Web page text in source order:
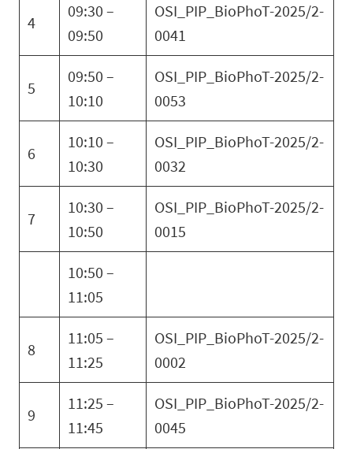
4
09:30 –
09:50
OSI_PIP_BioPhoT-2025/2-
0041
5
09:50 –
10:10
OSI_PIP_BioPhoT-2025/2-
0053
6
10:10 –
10:30
OSI_PIP_BioPhoT-2025/2-
0032
7
10:30 –
10:50
OSI_PIP_BioPhoT-2025/2-
0015
10:50 –
11:05
8
11:05 –
11:25
OSI_PIP_BioPhoT-2025/2-
0002
9
11:25 –
11:45
OSI_PIP_BioPhoT-2025/2-
0045